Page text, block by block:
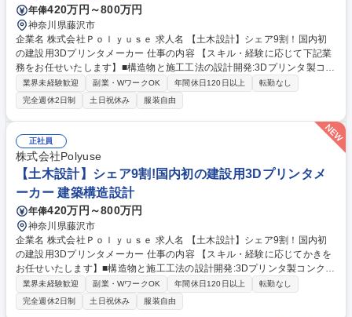
年俸420万円～800万円
神奈川県藤沢市
企業名 株式会社Ｐｏｌｙｕｓｅ 求人名 【土木設計】シェア9割！国内初
の建設用3Dプリンタメーカー 仕事の内容 【スキル・経験に応じて下記業
務をお任せいたします】■構造物と施工工法の設計開発:3Dプリンタ製コン
クリート構造物の設計/3Dプリンタ工法の開発/3Dプリンタ構造物及び工法
の品質管理 ■3Dプリンタデータと造形工法の設計開発:3Dプリンタデータ
設計/造形工法の技術開発 ■3Dプリンタ構造物の施工プロジェクトの推進:
設計施工に関する顧客打ち合わせ/設計施工に関する工程管理/施工効果の
測定研究 ■3Dプリンタ構造物の造形作業 【今後取り組みたいこと / 期待し
たいこと】■事例のない3Dプリンタコンクリート製品の設計開発■各種法
令や示方書を理解した上で新たな施工や品質確保の確立 募集職種 【土木
設計】シェア9割！国内初の建設用3Dプリンタメーカー
業界未経験歓迎 副業・WワークOK 年間休日120日以上
転勤なし
完全週休2日制
土日祝休み 服装自由
正社員
株式会社Polyuse
【土木設計】シェア9割!国内初の建設用3Dプリンタメ
ーカー 建築構造設計
年俸420万円～800万円
神奈川県藤沢市
企業名 株式会社Ｐｏｌｙｕｓｅ 求人名 【土木設計】シェア9割！国内初
の建設用3Dプリンタメーカー 仕事の内容 【スキル・経験に応じてかきを
お任せいたします】■構造物と施工工法の設計開発:3Dプリンタ製コンクリ
ート構造物の設計/3Dプリンタ工法の開発/3Dプリンタ構造物及び工法の品
質管理 ■3Dプリンタデータと造形工法の設計開発:3Dプリンタデータ設計/
造形工法の技術開発 ■3Dプリンタ構造物の施工プロジェクトの推進:設計
業界未経験歓迎 副業・WワークOK 年間休日120日以上
転勤なし
完全週休2日制
土日祝休み 服装自由